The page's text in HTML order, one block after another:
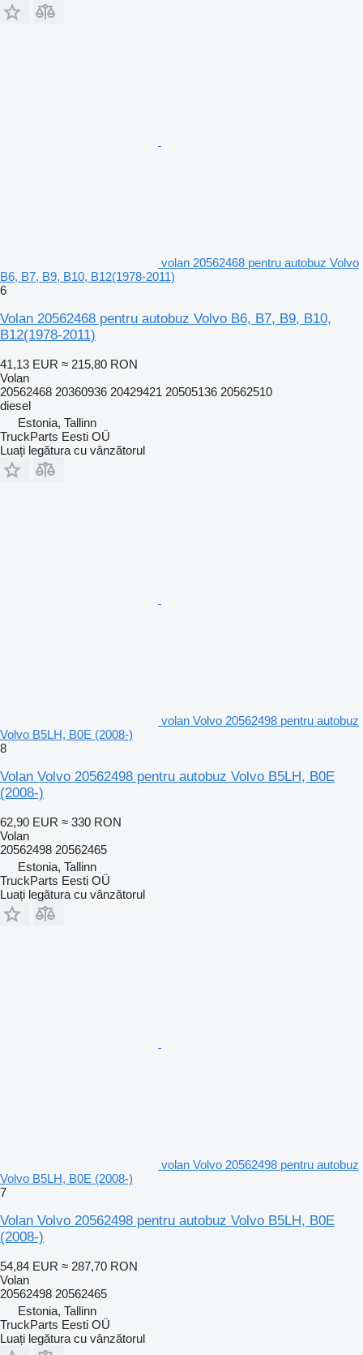
volan 20562468 pentru autobuz Volvo
B6, B7, B9, B10, B12(1978-2011)
6
Volan 20562468 pentru autobuz Volvo B6, B7, B9, B10,
B12(1978-2011)
41,13 EUR ≈ 215,80 RON
Volan
20562468 20360936 20429421 20505136 20562510
diesel
Estonia, Tallinn
TruckParts Eesti OÜ
Luați legătura cu vânzătorul
volan Volvo 20562498 pentru autobuz
Volvo B5LH, B0E (2008-)
8
Volan Volvo 20562498 pentru autobuz Volvo B5LH, B0E
(2008-)
62,90 EUR ≈ 330 RON
Volan
20562498 20562465
Estonia, Tallinn
TruckParts Eesti OÜ
Luați legătura cu vânzătorul
volan Volvo 20562498 pentru autobuz
Volvo B5LH, B0E (2008-)
7
Volan Volvo 20562498 pentru autobuz Volvo B5LH, B0E
(2008-)
54,84 EUR ≈ 287,70 RON
Volan
20562498 20562465
Estonia, Tallinn
TruckParts Eesti OÜ
Luați legătura cu vânzătorul